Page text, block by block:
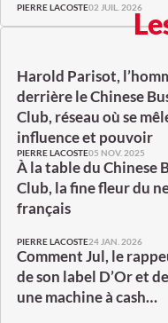
PIERRE LACOSTE02 JUIL. 2026
Harold Parisot,
derrière le Chinese
Club, réseau où se
influence et pouvoir
PIERRE LACOSTE05 NOV. 2025
À la table du Chinese
Club, la fine fleur du
français
PIERRE LACOSTE24 JAN. 2026
Comment Jul, le
de son label D’Or et
une machine à cash…